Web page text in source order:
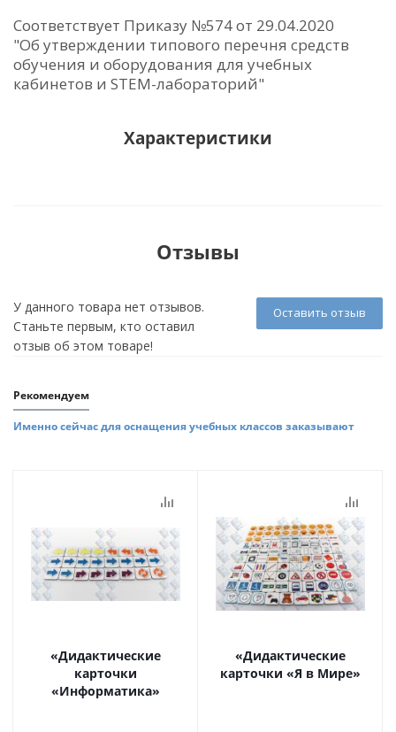
Соответствует Приказу №574 от 29.04.2020
"Об утверждении типового перечня средств
обучения и оборудования для учебных
кабинетов и STEM-лабораторий"
Характеристики
Отзывы
Оставить отзыв
У данного товара нет отзывов.
Станьте первым, кто оставил
отзыв об этом товаре!
Рекомендуем
Именно сейчас для оснащения учебных классов заказывают
«Дидактические
карточки
«Информатика»
«Дидактические
карточки «Я в Мире»